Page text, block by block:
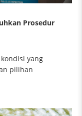
Prosedur
yang
pilihan